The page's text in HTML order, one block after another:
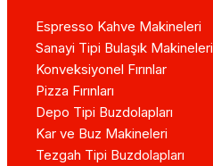
Espresso Kahve Makineleri
Sanayi Tipi Bulaşık Makineleri
Konveksiyonel Fırınlar
Pizza Fırınları
Depo Tipi Buzdolapları
Kar ve Buz Makineleri
Tezgah Tipi Buzdolapları